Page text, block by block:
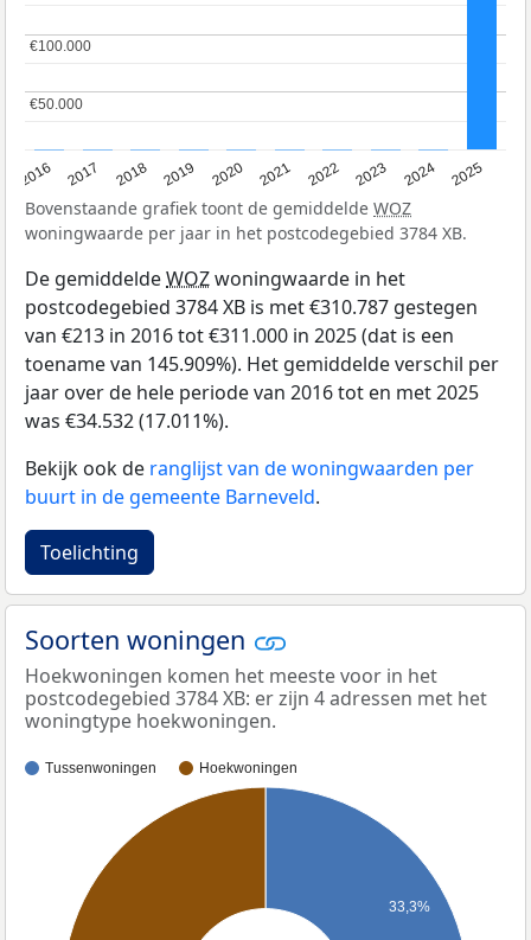
2016 2017 2018 2019 2020 2021 2022 2023 2024 2025
€50.000
€50.000
€100.000
€100.000
Bovenstaande grafiek toont de gemiddelde WOZ
woningwaarde per jaar in het postcodegebied 3784 XB.
De gemiddeldeWOZwoningwaarde in het
postcodegebied 3784 XB is met €310.787 gestegen
van €213 in 2016 tot €311.000 in 2025 (dat is een
toename van 145.909%). Het gemiddelde verschil per
jaar over de hele periode van 2016 tot en met 2025
was €34.532 (17.011%).
Bekijk ook de ranglijst van de woningwaarden per
buurt in de gemeente Barneveld.
Toelichting
Soorten woningen
Hoekwoningen komen het meeste voor in het
postcodegebied 3784 XB: er zijn 4 adressen met het
woningtype hoekwoningen.
Tussenwoningen Hoekwoningen
33,3%